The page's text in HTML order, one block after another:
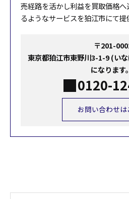
売経路を活かし利益を買取価格
るようなサービスを狛江市にて提
〒201-
東京都狛江市東野川3-1-9 (い
になります
0120-
お問い合わせは